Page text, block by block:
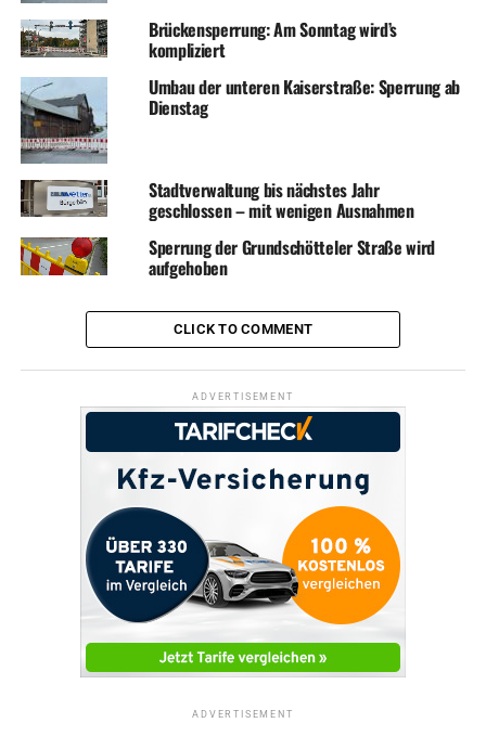
Brückensperrung: Am Sonntag wird’s
kompliziert
Umbau der unteren Kaiserstraße: Sperrung ab
Dienstag
Stadtverwaltung bis nächstes Jahr
geschlossen – mit wenigen Ausnahmen
Sperrung der Grundschötteler Straße wird
aufgehoben
CLICK TO COMMENT
ADVERTISEMENT
ADVERTISEMENT